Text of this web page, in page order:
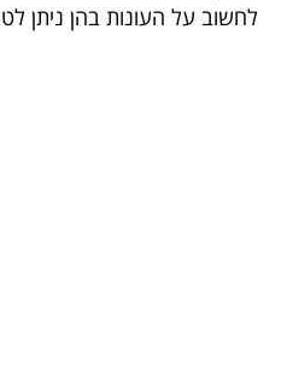
לחשוב על העונות בהן ניתן